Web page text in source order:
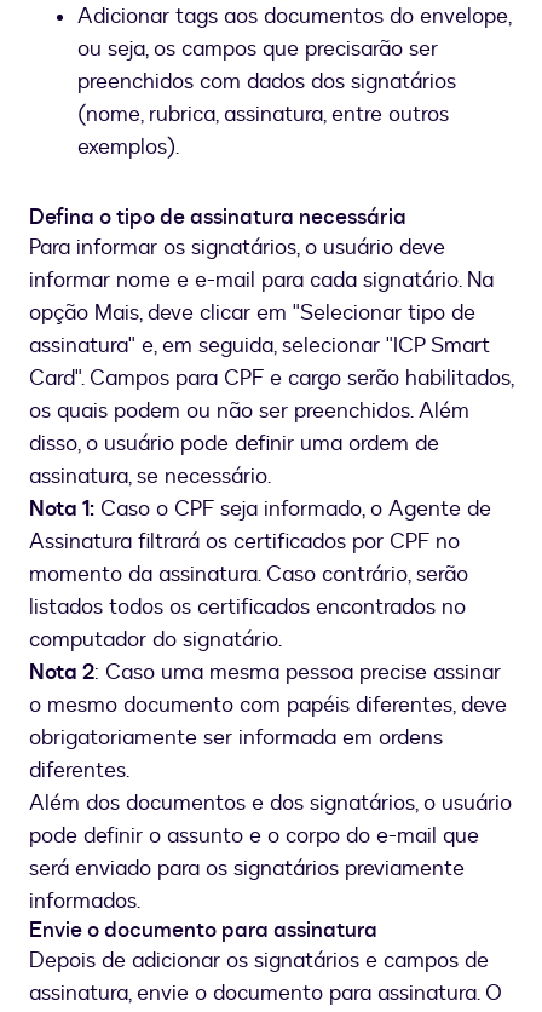
Adicionar tags aos documentos do envelope,
ou seja, os campos que precisarão ser
preenchidos com dados dos signatários
(nome, rubrica, assinatura, entre outros
exemplos).
Defina o tipo de assinatura necessária
Para informar os signatários, o usuário deve
informar nome e e-mail para cada signatário. Na
opção Mais, deve clicar em "Selecionar tipo de
assinatura" e, em seguida, selecionar "ICP Smart
Card". Campos para CPF e cargo serão habilitados,
os quais podem ou não ser preenchidos. Além
disso, o usuário pode definir uma ordem de
assinatura, se necessário.
Nota 1: Caso o CPF seja informado, o Agente de
Assinatura filtrará os certificados por CPF no
momento da assinatura. Caso contrário, serão
listados todos os certificados encontrados no
computador do signatário.
Nota 2: Caso uma mesma pessoa precise assinar
o mesmo documento com papéis diferentes, deve
obrigatoriamente ser informada em ordens
diferentes.
Além dos documentos e dos signatários, o usuário
pode definir o assunto e o corpo do e-mail que
será enviado para os signatários previamente
informados.
Envie o documento para assinatura
Depois de adicionar os signatários e campos de
assinatura, envie o documento para assinatura. O